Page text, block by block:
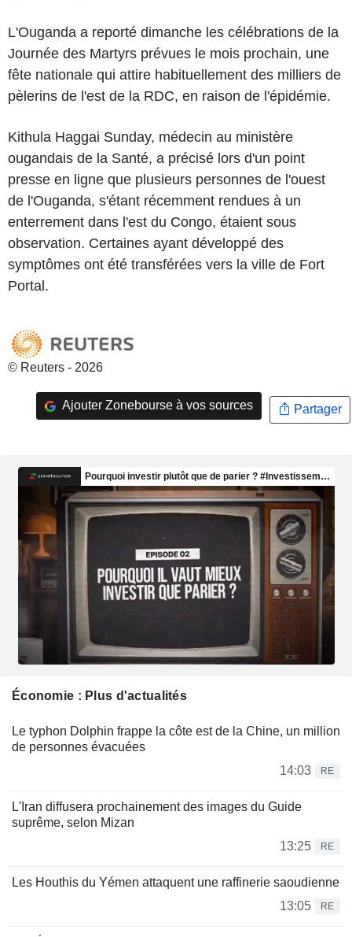
L'Ouganda a reporté dimanche les célébrations de la
Journée des Martyrs prévues le mois prochain, une
fête nationale qui attire habituellement des milliers de
pèlerins de l'est de la RDC, en raison de l'épidémie.
Kithula Haggai Sunday, médecin au ministère
ougandais de la Santé, a précisé lors d'un point
presse en ligne que plusieurs personnes de l'ouest
de l'Ouganda, s'étant récemment rendues à un
enterrement dans l'est du Congo, étaient sous
observation. Certaines ayant développé des
symptômes ont été transférées vers la ville de Fort
Portal.
© Reuters - 2026
Ajouter Zonebourse à vos sources Partager
Économie : Plus d'actualités
Le typhon Dolphin frappe la côte est de la Chine, un million
de personnes évacuées
14:03
RE
L'Iran diffusera prochainement des images du Guide
suprême, selon Mizan
13:25
RE
Les Houthis du Yémen attaquent une raffinerie saoudienne
13:05
RE